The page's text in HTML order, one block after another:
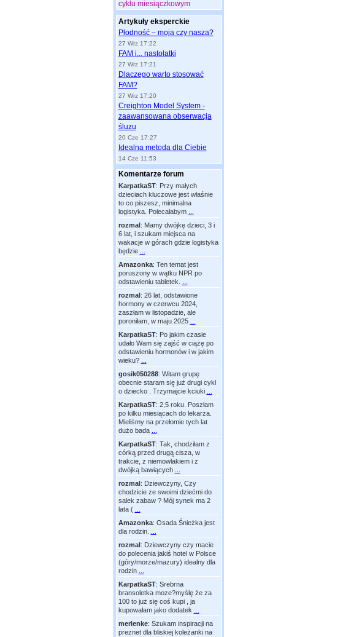
cyklu miesiączkowym
Artykuły eksperckie
Płodność – moja czy nasza?
27 Wrz 17:22
FAM i... nastolatki
27 Wrz 17:21
Dlaczego warto stosować
FAM?
27 Wrz 17:20
Creighton Model System -
zaawansowana obserwacja
śluzu
20 Cze 17:27
Idealna metoda dla Ciebie
14 Cze 11:53
Komentarze forum
KarpatkaST: Przy małych
dzieciach kluczowe jest właśnie
to co piszesz, minimalna
logistyka. Polecałabym
rozmal: Mamy dwójkę dzieci, 3 i
6 lat, i szukam miejsca na
wakacje w górach gdzie logistyka
będzie
Amazonka: Ten temat jest
poruszony w wątku NPR po
odstawieniu tabletek.
rozmal: 26 lat, odstawione
hormony w czerwcu 2024,
zaszłam w listopadzie, ale
poroniłam, w maju 2025
KarpatkaST: Po jakim czasie
udało Wam się zajść w ciążę po
odstawieniu hormonów i w jakim
wieku?
gosik050288: Witam grupę
obecnie staram się już drugi cykl
o dziecko . Trzymajcie kciuki
KarpatkaST: 2,5 roku. Poszłam
po kilku miesiącach do lekarza.
Mieliśmy na przełomie tych lat
dużo bada
KarpatkaST: Tak, chodziłam z
córką przed drugą cisza, w
trakcie, z niemowlakiem i z
dwójką bawiących
rozmal: Dziewczyny, Czy
chodzicie ze swoimi dziećmi do
salek zabaw ? Mój synek ma 2
lata (
Amazonka: Osada Śnieżka jest
dla rodzin.
rozmal: Dziewczyny czy macie
do polecenia jakiś hotel w Polsce
(góry/morze/mazury) idealny dla
rodzin
KarpatkaST: Srebrna
bransoletka moze?myślę że za
100 to już się coś kupi , ja
kupowałam jako dodatek
merlenke: Szukam inspiracji na
preznet dla bliskiej koleżanki na